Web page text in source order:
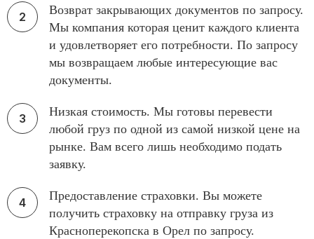
Возврат закрывающих документов по запросу.
Мы компания которая ценит каждого клиента
и удовлетворяет его потребности. По запросу
мы возвращаем любые интересующие вас
документы.
Низкая стоимость. Мы готовы перевести
любой груз по одной из самой низкой цене на
рынке. Вам всего лишь необходимо подать
заявку.
Предоставление страховки. Вы можете
получить страховку на отправку груза из
Красноперекопска в Орел по запросу.